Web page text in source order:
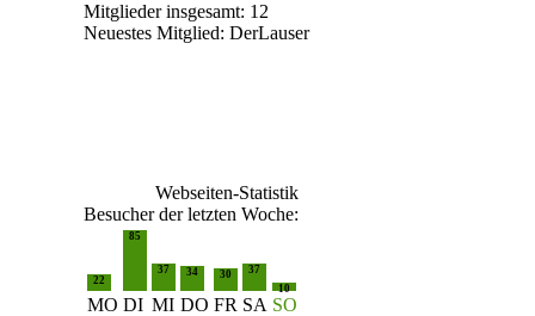
Mitglieder insgesamt: 12
Neuestes Mitglied: DerLauser
Webseiten-Statistik
Besucher der letzten Woche:
22
85
37 34 30
37
10
MO DI MI DO FR SA SO